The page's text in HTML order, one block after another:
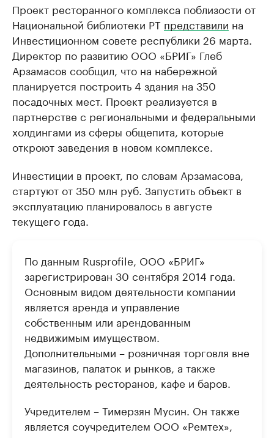
Проект ресторанного комплекса поблизости от
Национальной библиотеки РТ представили на
Инвестиционном совете республики 26 марта.
Директор по развитию ООО «БРИГ» Глеб
Арзамасов сообщил, что на набережной
планируется построить 4 здания на 350
посадочных мест. Проект реализуется в
партнерстве с региональными и федеральными
холдингами из сферы общепита, которые
откроют заведения в новом комплексе.
Инвестиции в проект, по словам Арзамасова,
стартуют от 350 млн руб. Запустить объект в
эксплуатацию планировалось в августе
текущего года.
По данным Rusprofile, ООО «БРИГ»
зарегистрирован 30 сентября 2014 года.
Основным видом деятельности компании
является аренда и управление
собственным или арендованным
недвижимым имуществом.
Дополнительными – розничная торговля вне
магазинов, палаток и рынков, а также
деятельность ресторанов, кафе и баров.
Учредителем – Тимерзян Мусин. Он также
является соучредителем ООО «Ремтех»,